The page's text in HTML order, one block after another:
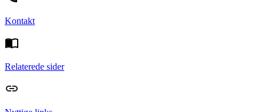
Kontakt
Relaterede sider